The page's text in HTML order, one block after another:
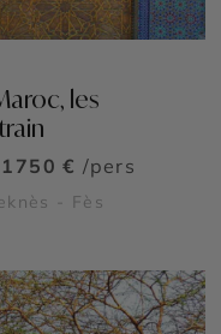
les
1750 € /pers
- Fès